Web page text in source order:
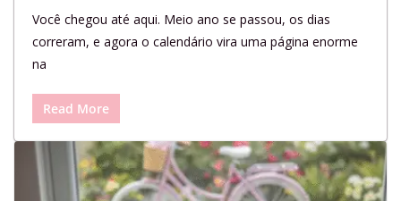
Você chegou até aqui. Meio ano se passou, os dias
correram, e agora o calendário vira uma página enorme
na
Read More